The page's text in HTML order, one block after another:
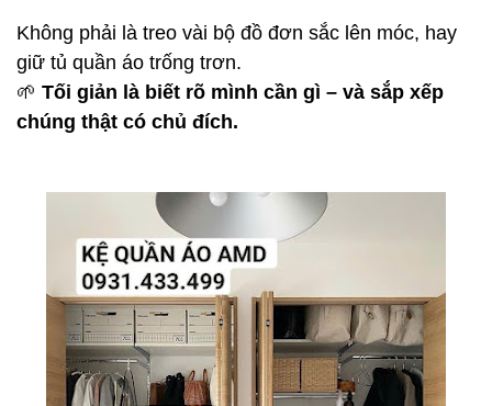
Không phải là treo vài bộ đồ đơn sắc lên móc, hay
giữ tủ quần áo trống trơn.
🌱 Tối giản là biết rõ mình cần gì – và sắp xếp
chúng thật có chủ đích.